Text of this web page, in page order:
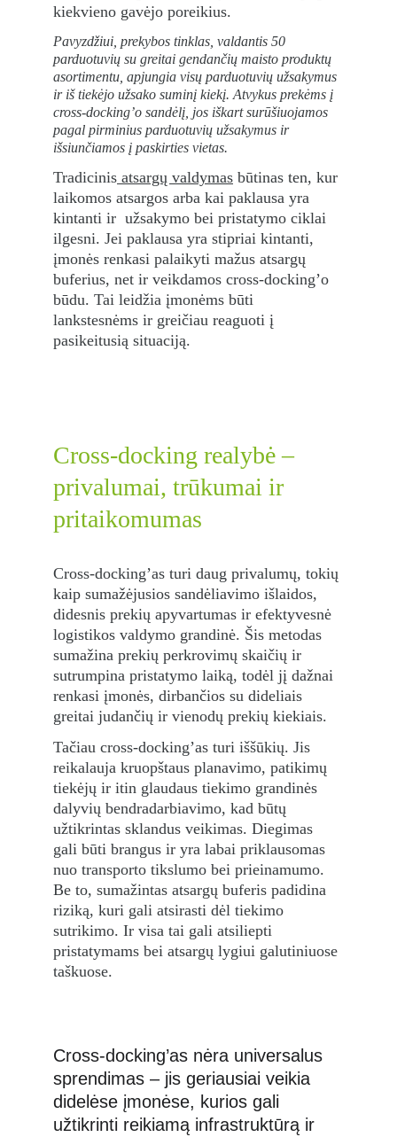
kiekvieno gavėjo poreikius.
Pavyzdžiui, prekybos tinklas, valdantis 50
parduotuvių su greitai gendančių maisto produktų
asortimentu, apjungia visų parduotuvių užsakymus
ir iš tiekėjo užsako suminį kiekį. Atvykus prekėms į
cross-docking’o sandėlį, jos iškart surūšiuojamos
pagal pirminius parduotuvių užsakymus ir
išsiunčiamos į paskirties vietas.
Tradicinis atsargų valdymas būtinas ten, kur
laikomos atsargos arba kai paklausa yra
kintanti ir  užsakymo bei pristatymo ciklai
ilgesni. Jei paklausa yra stipriai kintanti,
įmonės renkasi palaikyti mažus atsargų
buferius, net ir veikdamos cross-docking’o
būdu. Tai leidžia įmonėms būti
lankstesnėms ir greičiau reaguoti į
pasikeitusią situaciją.
Cross-docking’as turi daug privalumų, tokių
kaip sumažėjusios sandėliavimo išlaidos,
didesnis prekių apyvartumas ir efektyvesnė
logistikos valdymo grandinė. Šis metodas
sumažina prekių perkrovimų skaičių ir
sutrumpina pristatymo laiką, todėl jį dažnai
renkasi įmonės, dirbančios su dideliais
greitai judančių ir vienodų prekių kiekiais.
Tačiau cross-docking’as turi iššūkių. Jis
reikalauja kruopštaus planavimo, patikimų
tiekėjų ir itin glaudaus tiekimo grandinės
dalyvių bendradarbiavimo, kad būtų
užtikrintas sklandus veikimas. Diegimas
gali būti brangus ir yra labai priklausomas
nuo transporto tikslumo bei prieinamumo.
Be to, sumažintas atsargų buferis padidina
riziką, kuri gali atsirasti dėl tiekimo
sutrikimo. Ir visa tai gali atsiliepti
pristatymams bei atsargų lygiui galutiniuose
taškuose.
Cross-docking’as nėra universalus
sprendimas – jis geriausiai veikia
didelėse įmonėse, kurios gali
užtikrinti reikiamą infrastruktūrą ir
Cross-docking realybė –
privalumai, trūkumai ir
pritaikomumas